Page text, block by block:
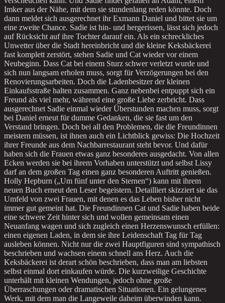
Imker aus der Nähe, mit dem sie stundenlang reden könnte. Doch
dann meldet sich ausgerechnet ihr Exmann Daniel und bittet sie um
eine zweite Chance. Sadie ist hin- und hergerissen, lässt sich jedoch
auf Rücksicht auf ihre Tochter darauf ein. Als ein schreckliches
Unwetter über die Stadt hereinbricht und die kleine Keksbäckerei
fast komplett zerstört, stehen Sadie und Cat wieder vor einem
Neubeginn. Dass Cat bei einem Sturz schwer verletzt wurde und
sich nun langsam erholen muss, sorgt für Verzögerungen bei den
Renovierungsarbeiten. Doch die Ladenbesitzer der kleinen
Einkaufsstraße halten zusammen. Ganz nebenbei entpuppt sich ein
Freund als viel mehr, während eine große Liebe zerbricht. Dass
ausgerechnet Sadie einmal wieder Überstunden machen muss, sorgt
bei Daniel erneut für dumme Gedanken, die sie fast um den
Verstand bringen. Doch bei all den Problemen, die die Freundinnen
meistern müssen, ist ihnen auch ein Lichtblick gewiss: Die Hochzeit
ihrer Freunde aus dem Nachbarrestaurant steht bevor. Und dafür
haben sich die Frauen etwas ganz besonderes ausgedacht. Von allen
Ecken werden sie bei ihrem Vorhaben unterstützt und selbst Lissy
darf an dem großen Tag einen ganz besonderen Auftritt genießen.
Holly Hepburn („Um fünf unter den Sternen“) kann mit ihrem
neuen Buch erneut den Leser begeistern. Detailliert skizziert sie das
Umfeld von zwei Frauen, mit denen es das Leben bisher nicht
immer gut gemeint hat. Die Freundinnen Cat und Sadie haben beide
eine schwere Zeit hinter sich und wollen gemeinsam einen
Neuanfang wagen und sich zugleich einen Herzenswunsch erfüllen:
einen eigenen Laden, in dem sie ihre Leidenschaft Tag für Tag
ausleben können. Nicht nur die zwei Hauptfiguren sind sympathisch
beschrieben und wachsen einem schnell ans Herz. Auch die
Keksbäckerei ist derart schön beschrieben, dass man am liebsten
selbst einmal dort einkaufen würde. Die kurzweilige Geschichte
unterhält mit kleinen Wendungen, jedoch ohne große
Überraschungen oder dramatischen Situationen. Ein gelungenes
Werk, mit dem man die Langeweile daheim überwinden kann.